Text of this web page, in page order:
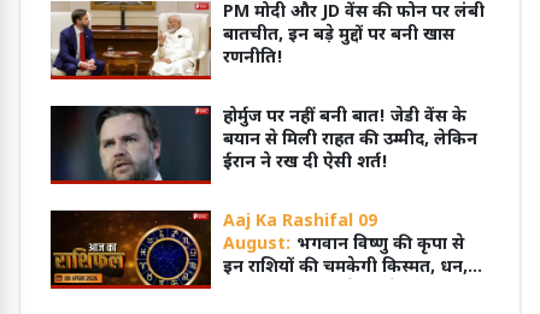
PM मोदी और JD वेंस की फोन पर लंबी
बातचीत, इन बड़े मुद्दों पर बनी खास
रणनीति!
होर्मुज पर नहीं बनी बात! जेडी वेंस के
बयान से मिली राहत की उम्मीद, लेकिन
ईरान ने रख दी ऐसी शर्त!
Aaj Ka Rashifal 09
August: भगवान विष्णु की कृपा से
इन राशियों की चमकेगी किस्मत, धन,